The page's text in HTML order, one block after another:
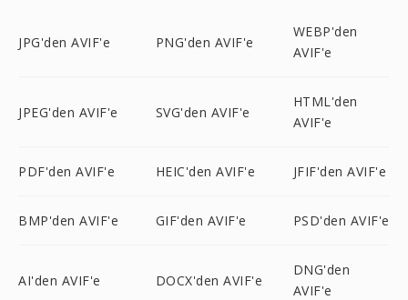
JPG'den AVIF'e PNG'den AVIF'e
WEBP'den
AVIF'e
JPEG'den AVIF'e SVG'den AVIF'e
HTML'den
AVIF'e
PDF'den AVIF'e HEIC'den AVIF'e JFIF'den AVIF'e
BMP'den AVIF'e GIF'den AVIF'e PSD'den AVIF'e
AI'den AVIF'e DOCX'den AVIF'e
DNG'den
AVIF'e